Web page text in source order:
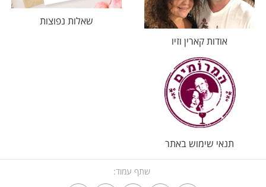
אודות קארין וזיו
שאלות נפוצות
תנאי שימוש באתר
שתף עמוד: